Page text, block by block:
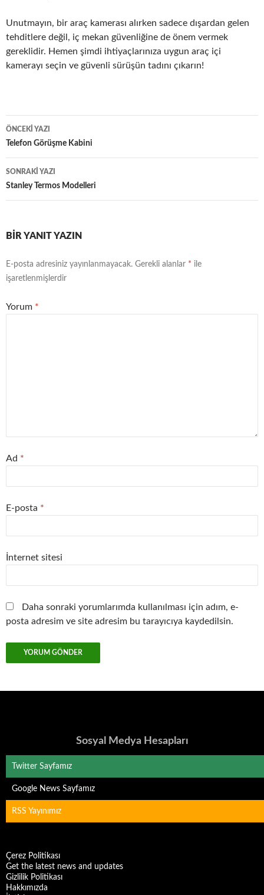
Unutmayın, bir araç kamerası alırken sadece dışardan gelen
tehditlere değil, iç mekan güvenliğine de önem vermek
gereklidir. Hemen şimdi ihtiyaçlarınıza uygun araç içi
kamerayı seçin ve güvenli sürüşün tadını çıkarın!
Yazı
dolaşımı
ÖNCEKI YAZI
Telefon Görüşme Kabini
SONRAKI YAZI
Stanley Termos Modelleri
BIR YANIT YAZIN
E-posta adresiniz yayınlanmayacak. Gerekli alanlar * ile
işaretlenmişlerdir
Yorum *
Ad *
E-posta *
İnternet sitesi
Daha sonraki yorumlarımda kullanılması için adım, e-
posta adresim ve site adresim bu tarayıcıya kaydedilsin.
Sosyal Medya Hesapları
Twitter Sayfamız
Google News Sayfamız
RSS Yayınımız
Çerez Politikası
Get the latest news and updates
Gizlilik Politikası
Hakkımızda